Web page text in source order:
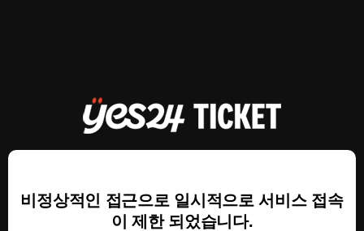
비정상적인 접근으로 일시적으로 서비스 접속
이 제한 되었습니다.